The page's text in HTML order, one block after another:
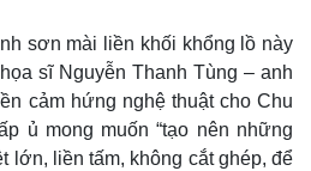
sơn mài liền khối khổng lồ này
sĩ Nguyễn Thanh Tùng – anh
cảm hứng nghệ thuật cho Chu
ủ mong muốn “tạo nên những
lớn, liền tấm, không cắt ghép, để